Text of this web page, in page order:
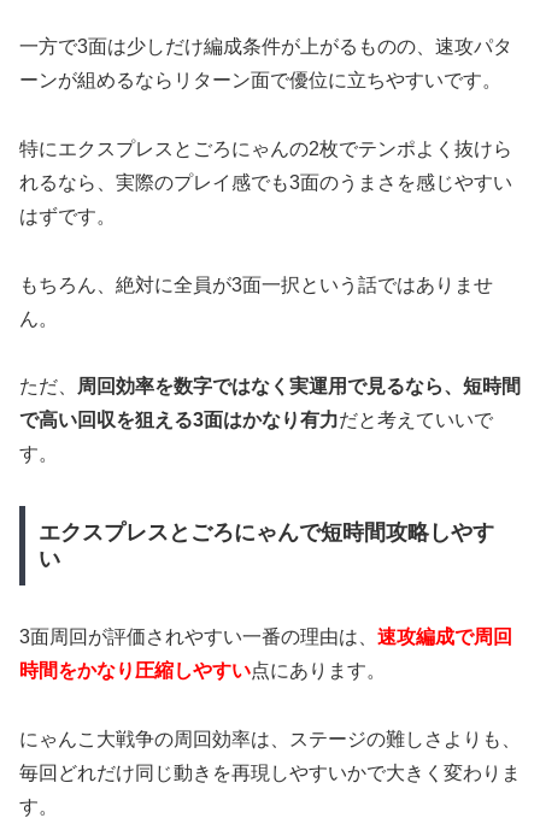
一方で3面は少しだけ編成条件が上がるものの、速攻パタ
ーンが組めるならリターン面で優位に立ちやすいです。
特にエクスプレスとごろにゃんの2枚でテンポよく抜けら
れるなら、実際のプレイ感でも3面のうまさを感じやすい
はずです。
もちろん、絶対に全員が3面一択という話ではありませ
ん。
ただ、 周回効率を数字ではなく実運用で見るなら、短時間
で高い回収を狙える3面はかなり有力だと考えていいで
す。
エクスプレスとごろにゃんで短時間攻略しやす
い
3面周回が評価されやすい一番の理由は、 速攻編成で周回
時間をかなり圧縮しやすい点にあります。
にゃんこ大戦争の周回効率は、ステージの難しさよりも、
毎回どれだけ同じ動きを再現しやすいかで大きく変わりま
す。